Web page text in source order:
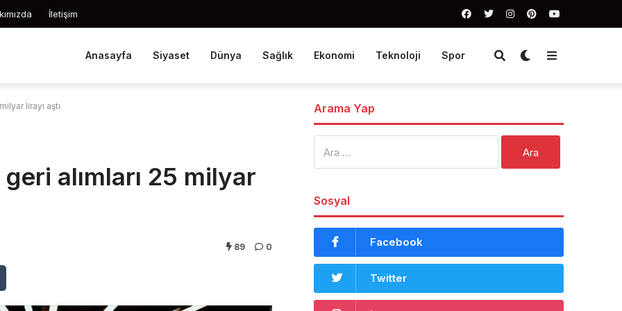
İletişim
Anasayfa Siyaset Dünya Sağlık Ekonomi Teknoloji Spor
lirayı aştı
alımları 25 milyar
89 0
Arama Yap
Sosyal
Facebook
Twitter